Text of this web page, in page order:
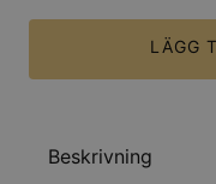
LÄGG
Beskrivning